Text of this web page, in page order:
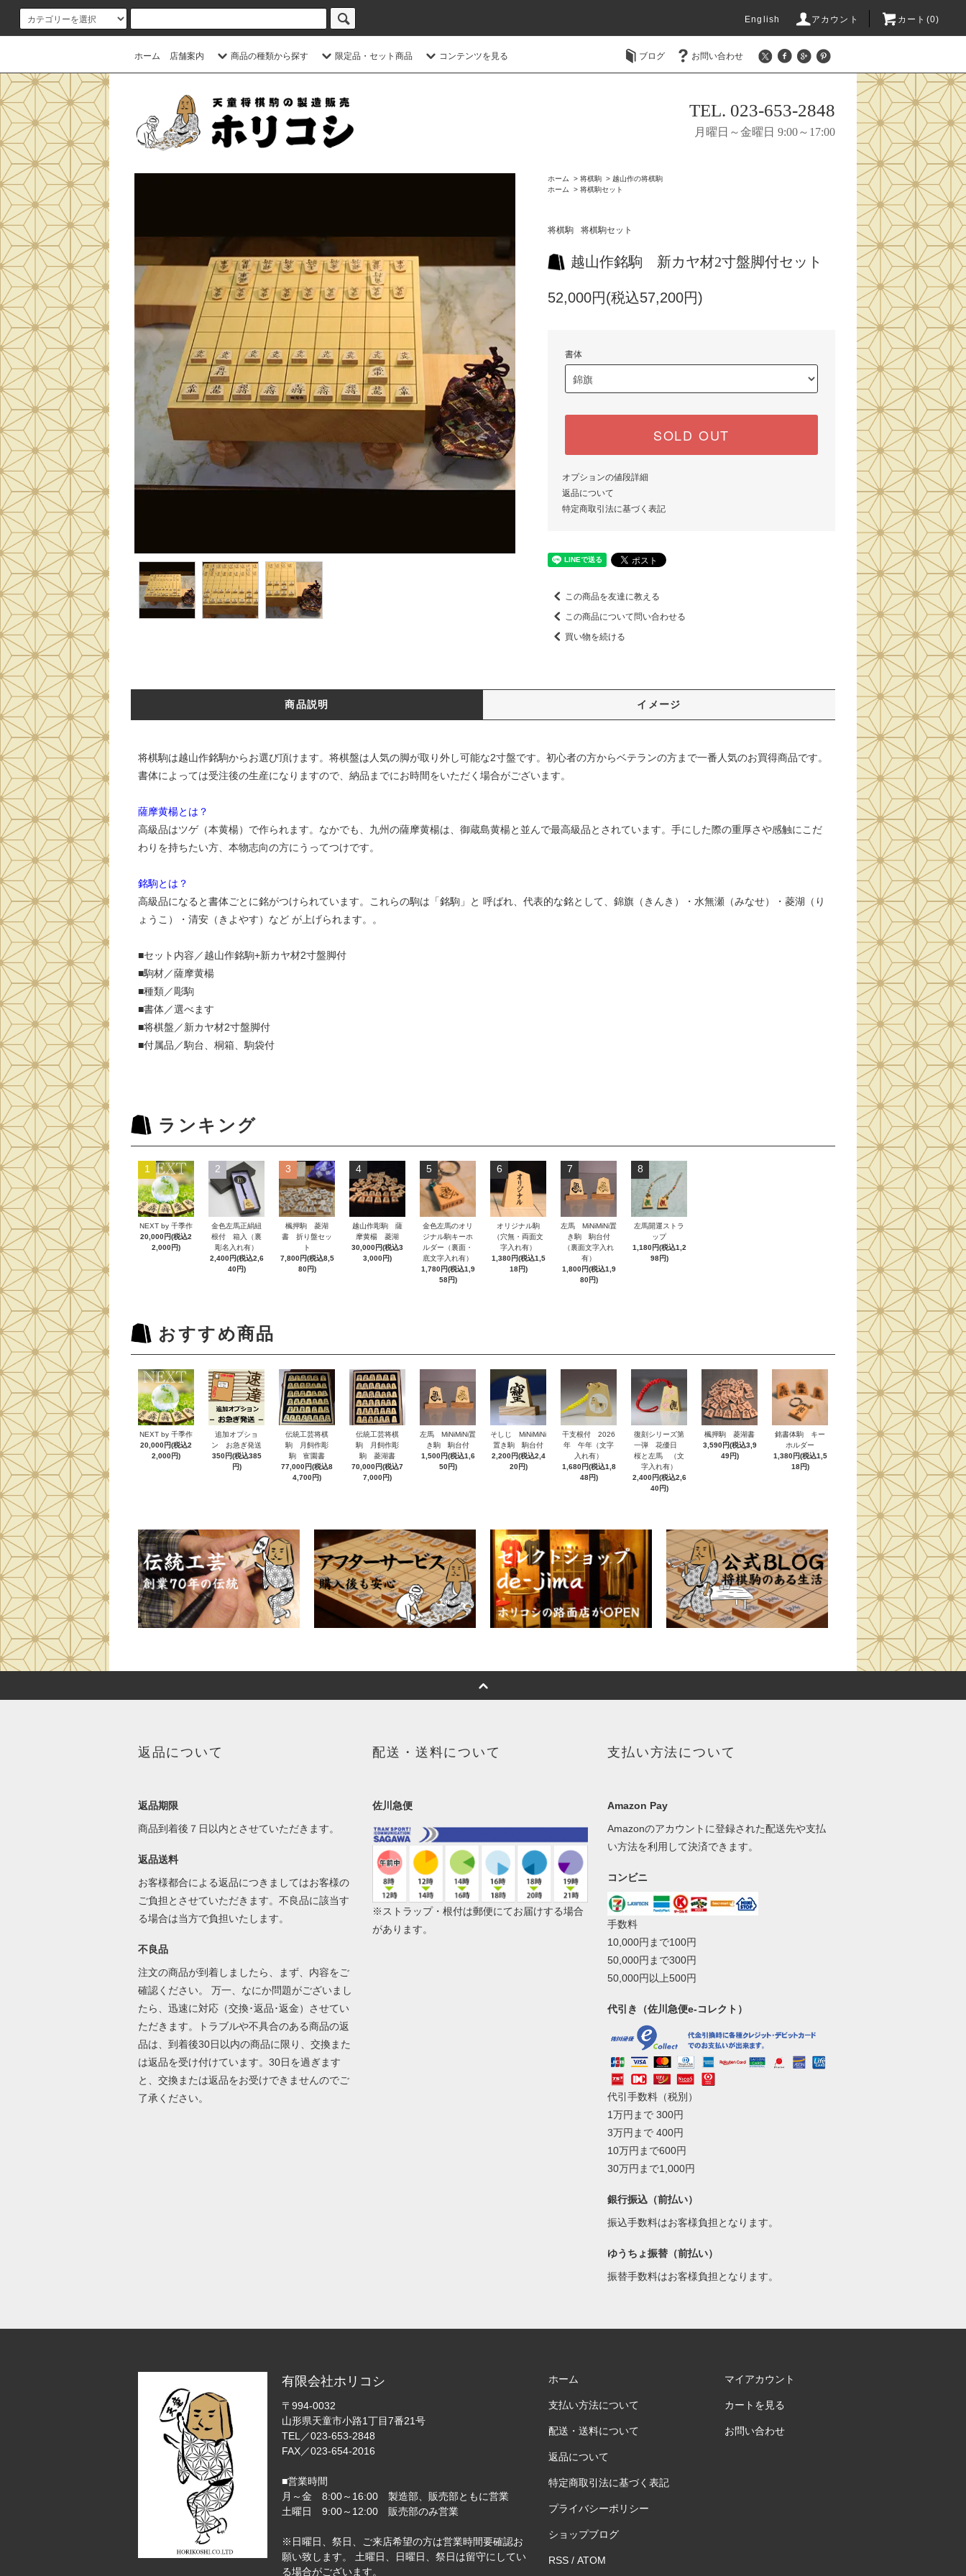
English アカウント カート(0)
ホーム 店舗案内 商品の種類から探す 限定品・セット商品 コンテンツを見る ブログ お問い合わせ
TEL. 023-653-2848
月曜日～金曜日 9:00～17:00
ホーム > 将棋駒 > 越山作の将棋駒
ホーム
> 将棋駒セット
将棋駒 将棋駒セット
越山作銘駒 新カヤ材2寸盤脚付セット
52,000円(税込57,200円)
書体
SOLD OUT
オプションの値段詳細
返品について
特定商取引法に基づく表記
この商品を友達に教える
この商品について問い合わせる
買い物を続ける
商品説明 イメージ
将棋駒は越山作銘駒からお選び頂けます。将棋盤は人気の脚が取り外し可能な2寸盤です。初心者の方からベテランの方まで一番人気のお買得商品です。
書体によっては受注後の生産になりますので、納品までにお時間をいただく場合がございます。
薩摩黄楊とは？
高級品はツゲ（本黄楊）で作られます。なかでも、九州の薩摩黄楊は、御蔵島黄楊と並んで最高級品とされています。手にした際の重厚さや感触にこだ
わりを持ちたい方、本物志向の方にうってつけです。
銘駒とは？
高級品になると書体ごとに銘がつけられています。これらの駒は「銘駒」と 呼ばれ、代表的な銘として、錦旗（きんき）・水無瀬（みなせ）・菱湖（り
ょうこ）・清安（きよやす）など が上げられます。。
■セット内容／越山作銘駒+新カヤ材2寸盤脚付
■駒材／薩摩黄楊
■種類／彫駒
■書体／選べます
■将棋盤／新カヤ材2寸盤脚付
■付属品／駒台、桐箱、駒袋付
ランキング
1
NEXT by 千季作
20,000円(税込2
2,000円)
2
金色左馬正絹紐
根付 箱入（裏
彫名入れ有）
2,400円(税込2,6
40円)
3
楓押駒 菱湖
書 折り盤セッ
ト
7,800円(税込8,5
80円)
4
越山作彫駒 薩
摩黄楊 菱湖
30,000円(税込3
3,000円)
5
金色左馬のオリ
ジナル駒キーホ
ルダー（裏面・
底文字入れ有）
1,780円(税込1,9
58円)
6
オリジナル駒
（穴無・両面文
字入れ有）
1,380円(税込1,5
18円)
7
左馬 MiNiMiNi置
き駒 駒台付
（裏面文字入れ
有）
1,800円(税込1,9
80円)
8
左馬開運ストラ
ップ
1,180円(税込1,2
98円)
おすすめ商品
NEXT by 千季作
20,000円(税込2
2,000円)
追加オプショ
ン お急ぎ発送
350円(税込385
円)
伝統工芸将棋
駒 月飼作彫
駒 寉園書
77,000円(税込8
4,700円)
伝統工芸将棋
駒 月飼作彫
駒 菱湖書
70,000円(税込7
7,000円)
左馬 MiNiMiNi置
き駒 駒台付
1,500円(税込1,6
50円)
そしじ MiNiMiNi
置き駒 駒台付
2,200円(税込2,4
20円)
干支根付 2026
年 午年（文字
入れ有）
1,680円(税込1,8
48円)
復刻シリーズ第
一弾 花優日
桜と左馬 （文
字入れ有）
2,400円(税込2,6
40円)
楓押駒 菱湖書
3,590円(税込3,9
49円)
銘書体駒 キー
ホルダー
1,380円(税込1,5
18円)
返品について
返品期限
商品到着後７日以内とさせていただきます。
返品送料
お客様都合による返品につきましてはお客様の
ご負担とさせていただきます。不良品に該当す
る場合は当方で負担いたします。
不良品
注文の商品が到着しましたら、まず、内容をご
確認ください。 万一、なにか問題がございまし
たら、迅速に対応（交換･返品･返金）させてい
ただきます。トラブルや不具合のある商品の返
品は、到着後30日以内の商品に限り、交換また
は返品を受け付けています。30日を過ぎます
と、交換または返品をお受けできませんのでご
了承ください。
配送・送料について
佐川急便
※ストラップ・根付は郵便にてお届けする場合
があります。
支払い方法について
Amazon Pay
Amazonのアカウントに登録された配送先や支払
い方法を利用して決済できます。
コンビニ
手数料
10,000円まで100円
50,000円まで300円
50,000円以上500円
代引き（佐川急便e-コレクト）
代引手数料（税別）
1万円まで 300円
3万円まで 400円
10万円まで600円
30万円まで1,000円
銀行振込（前払い）
振込手数料はお客様負担となります。
ゆうちょ振替（前払い）
振替手数料はお客様負担となります。
有限会社ホリコシ
〒994-0032
山形県天童市小路1丁目7番21号
TEL／023-653-2848
FAX／023-654-2016
■営業時間
月～金 8:00～16:00 製造部、販売部ともに営業
土曜日 9:00～12:00 販売部のみ営業
※日曜日、祭日、ご来店希望の方は営業時間要確認お
願い致します。 土曜日、日曜日、祭日は留守にしてい
る場合がございます。
ホーム
支払い方法について
配送・送料について
返品について
特定商取引法に基づく表記
プライバシーポリシー
ショップブログ
RSS /ATOM
マイアカウント
カートを見る
お問い合わせ